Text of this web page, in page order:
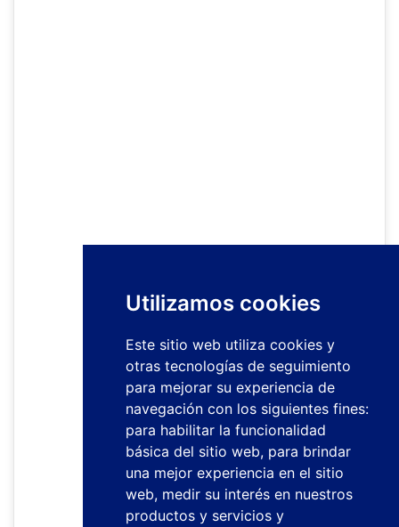
Utilizamos cookies
Este sitio web utiliza cookies y
otras tecnologías de seguimiento
para mejorar su experiencia de
navegación con los siguientes fines:
para habilitar la funcionalidad
básica del sitio web, para brindar
una mejor experiencia en el sitio
web, medir su interés en nuestros
productos y servicios y